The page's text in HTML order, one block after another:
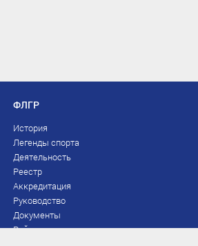
ФЛГР
История
Легенды спорта
Деятельность
Реестр
Аккредитация
Руководство
Документы
Рейтинг